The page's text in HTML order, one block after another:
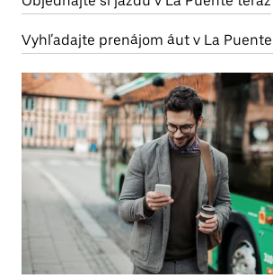
Vyhľadajte prenájom áut v La